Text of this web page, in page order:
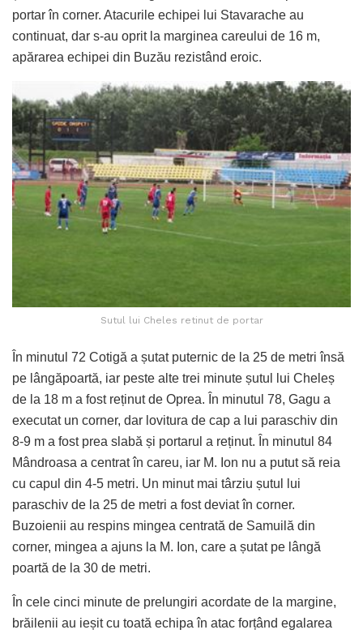
portar în corner. Atacurile echipei lui Stavarache au
continuat, dar s-au oprit la marginea careului de 16 m,
apărarea echipei din Buzău rezistând eroic.
Sutul lui Cheles retinut de portar
În minutul 72 Cotigă a șutat puternic de la 25 de metri însă
pe lângăpoartă, iar peste alte trei minute șutul lui Cheleș
de la 18 m a fost reținut de Oprea. În minutul 78, Gagu a
executat un corner, dar lovitura de cap a lui paraschiv din
8-9 m a fost prea slabă și portarul a reținut. În minutul 84
Mândroasa a centrat în careu, iar M. Ion nu a putut să reia
cu capul din 4-5 metri. Un minut mai târziu șutul lui
paraschiv de la 25 de metri a fost deviat în corner.
Buzoienii au respins mingea centrată de Samuilă din
corner, mingea a ajuns la M. Ion, care a șutat pe lângă
poartă de la 30 de metri.
În cele cinci minute de prelungiri acordate de la margine,
brăilenii au ieșit cu toată echipa în atac forțând egalarea